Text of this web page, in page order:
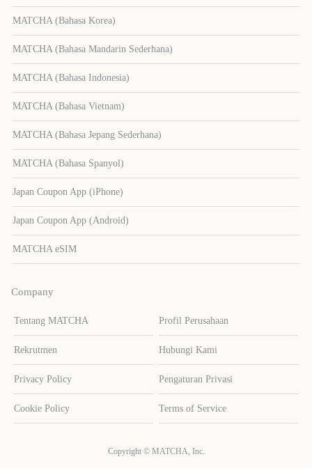
MATCHA (Bahasa Korea)
MATCHA (Bahasa Mandarin Sederhana)
MATCHA (Bahasa Indonesia)
MATCHA (Bahasa Vietnam)
MATCHA (Bahasa Jepang Sederhana)
MATCHA (Bahasa Spanyol)
Japan Coupon App (iPhone)
Japan Coupon App (Android)
MATCHA eSIM
Company
Tentang MATCHA Profil Perusahaan
Rekrutmen Hubungi Kami
Privacy Policy Pengaturan Privasi
Cookie Policy Terms of Service
Copyright © MATCHA, Inc.